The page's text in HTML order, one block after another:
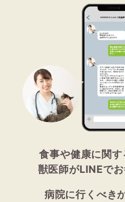
食事や健康に関す
獣医師がLINEでお
病院に行くべき